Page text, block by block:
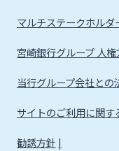
マルチステークホルダ
宮崎銀行グループ 人権
当行グループ会社と
サイトのご利用に関す
勧誘方針